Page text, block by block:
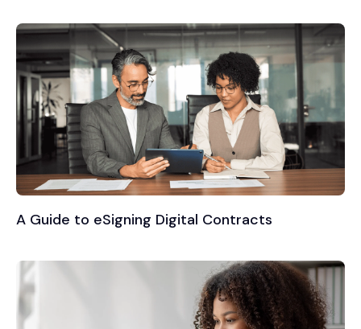
A Guide to eSigning Digital Contracts